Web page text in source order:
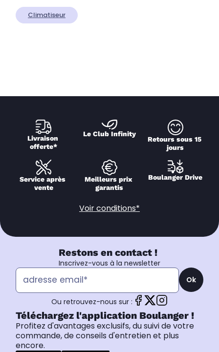
Climatiseur
Livraison
offerte*
Le Club Infinity
Retours sous 15
jours
Service après
vente
Meilleurs prix
garantis
Boulanger Drive
Voir conditions*
Restons en contact !
Inscrivez-vous à la newsletter
Ok
Ou retrouvez-nous sur :
Téléchargez l'application Boulanger !
Profitez d'avantages exclusifs, du suivi de votre
commande, de conseils d'entretien et plus
encore.